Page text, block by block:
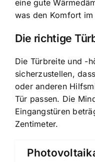
eine gute
was den Komfort
Die richtige
Die Türbreite und -
sicherzustellen,
oder anderen
Tür passen. Die
Eingangstüren
Zentimeter.